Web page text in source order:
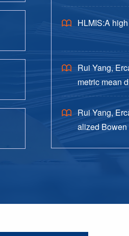
HLMIS:A
Rui Yang,
metric mean
38.
Rui Yang,
alized Bowen